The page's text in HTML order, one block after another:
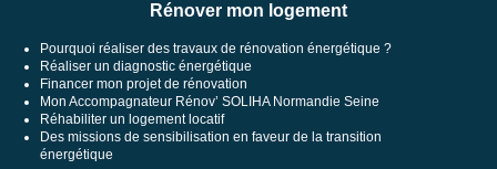
Rénover mon logement
Pourquoi réaliser des travaux de rénovation énergétique ?
Réaliser un diagnostic énergétique
Financer mon projet de rénovation
Mon Accompagnateur Rénov’ SOLIHA Normandie Seine
Réhabiliter un logement locatif
Des missions de sensibilisation en faveur de la transition
énergétique